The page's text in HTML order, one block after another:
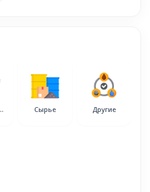
Сырье Другие